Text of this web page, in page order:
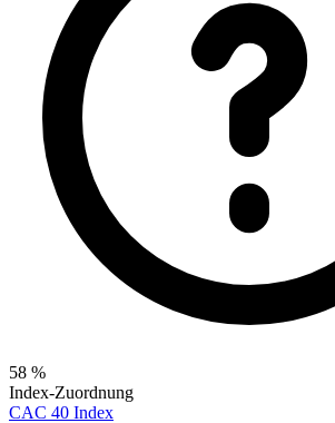
58 %
Index-Zuordnung
CAC 40 Index